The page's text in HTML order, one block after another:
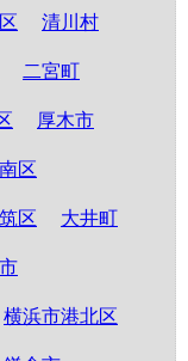
清川村
二宮町
厚木市
区
区 大井町
横浜市港北区